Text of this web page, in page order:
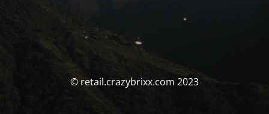
© retail.crazybrixx.com 2023